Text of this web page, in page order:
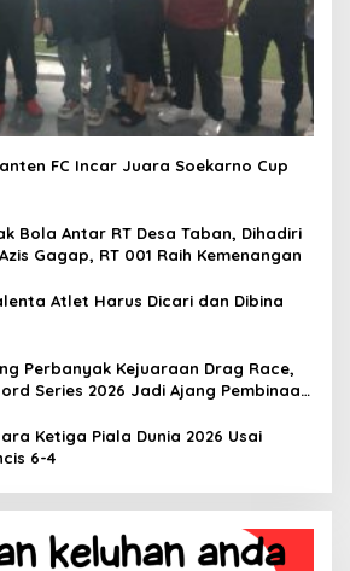
FC Incar Juara Soekarno Cup
Bola Antar RT Desa Taban, Dihadiri
Gagap, RT 001 Raih Kemenangan
Atlet Harus Dicari dan Dibina
Perbanyak Kejuaraan Drag Race,
Series 2026 Jadi Ajang Pembinaan
Ketiga Piala Dunia 2026 Usai
6-4